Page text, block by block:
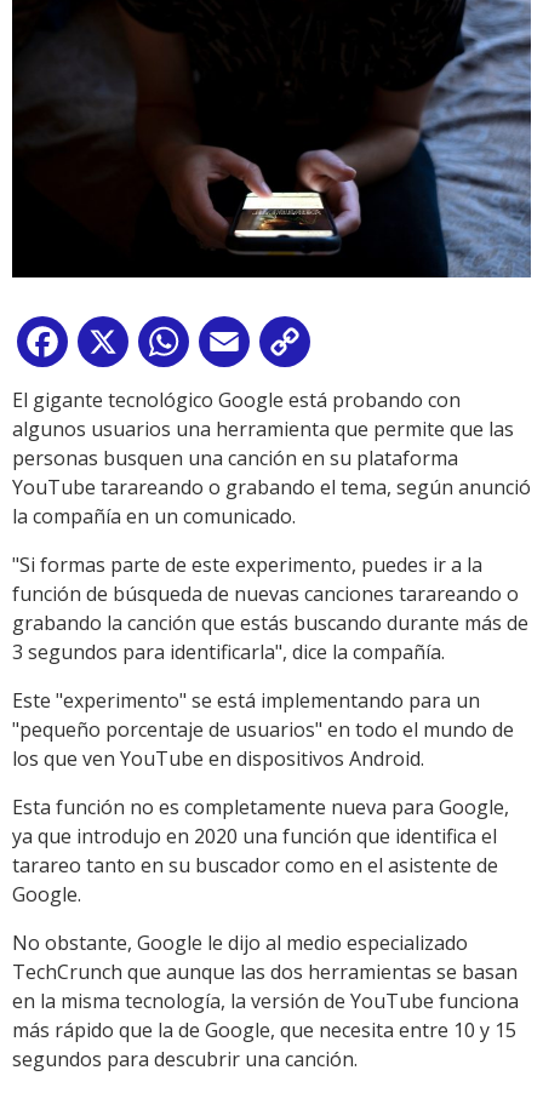
Facebook
X WhatsApp
Email
Link
El gigante tecnológico Google está probando con
algunos usuarios una herramienta que permite que las
personas busquen una canción en su plataforma
YouTube tarareando o grabando el tema, según anunció
la compañía en un comunicado.
"Si formas parte de este experimento, puedes ir a la
función de búsqueda de nuevas canciones tarareando o
grabando la canción que estás buscando durante más de
3 segundos para identificarla", dice la compañía.
Este "experimento" se está implementando para un
"pequeño porcentaje de usuarios" en todo el mundo de
los que ven YouTube en dispositivos Android.
Esta función no es completamente nueva para Google,
ya que introdujo en 2020 una función que identifica el
tarareo tanto en su buscador como en el asistente de
Google.
No obstante, Google le dijo al medio especializado
TechCrunch que aunque las dos herramientas se basan
en la misma tecnología, la versión de YouTube funciona
más rápido que la de Google, que necesita entre 10 y 15
segundos para descubrir una canción.